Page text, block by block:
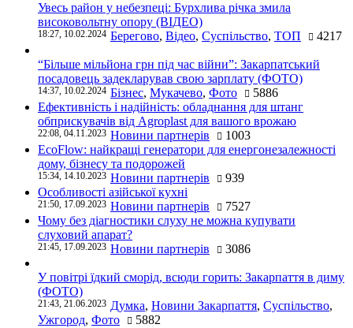
Увесь район у небезпеці: Бурхлива річка змила
високовольтну опору (ВІДЕО)
18:27, 10.02.2024 Берегово, Відео, Суспільство, ТОП 4217
“Більше мільйона грн під час війни”: Закарпатський
посадовець задекларував свою зарплату (ФОТО)
14:37, 10.02.2024 Бізнес, Мукачево, Фото
5886
Ефективність і надійність: обладнання для штанг
обприскувачів від Agroplast для вашого врожаю
22:08, 04.11.2023 Новини партнерів
1003
EcoFlow: найкращі генератори для енергонезалежності
дому, бізнесу та подорожей
15:34, 14.10.2023 Новини партнерів
939
Особливості азійської кухні
21:50, 17.09.2023 Новини партнерів
7527
Чому без діагностики слуху не можна купувати
слуховий апарат?
21:45, 17.09.2023 Новини партнерів 3086
У повітрі їдкий сморід, всюди горить: Закарпаття в диму
(ФОТО)
21:43, 21.06.2023 Думка, Новини Закарпаття, Суспільство,
Ужгород, Фото
5882